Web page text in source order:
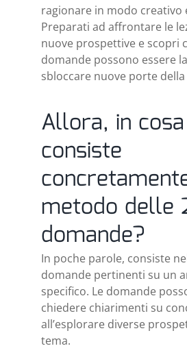
ragionare in modo creativo
Preparati ad affrontare le
nuove prospettive e scopri
domande possono essere
sbloccare nuove porte
Allora, in cosa
consiste
metodo delle
domande?
In poche parole, consiste
domande pertinenti su un
specifico. Le domande
chiedere chiarimenti su
all’esplorare diverse
tema.